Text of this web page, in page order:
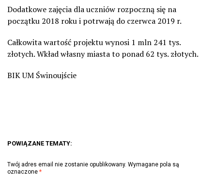
Dodatkowe zajęcia dla uczniów rozpoczną się na
początku 2018 roku i potrwają do czerwca 2019 r.
Całkowita wartość projektu wynosi 1 mln 241 tys.
złotych. Wkład własny miasta to ponad 62 tys. złotych.
BIK UM Świnoujście
POWIĄZANE TEMATY:
Twój adres email nie zostanie opublikowany. Wymagane pola są
oznaczone *